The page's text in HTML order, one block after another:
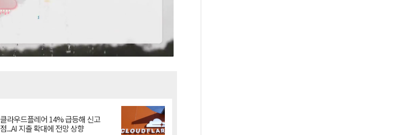
클라우드플레어 14% 급등해 신고
점...AI 지출 확대에 전망 상향